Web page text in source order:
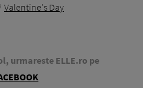
Valentine's Day
urmareste ELLE.ro pe